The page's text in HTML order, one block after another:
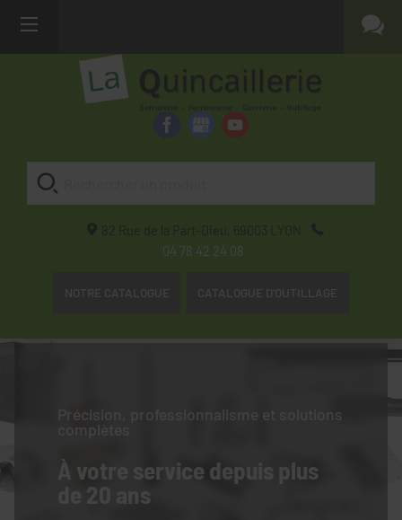
82 Rue de la Part-Dieu, 69003
LYON
04 78 42 24 08
NOTRE CATALOGUE CATALOGUE D'OUTILLAGE
Précision, professionnalisme et solutions
complètes
À votre service depuis plus
de 20 ans